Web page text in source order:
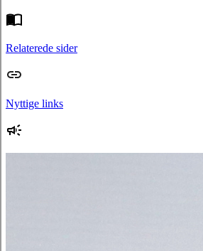
Relaterede sider
Nyttige links